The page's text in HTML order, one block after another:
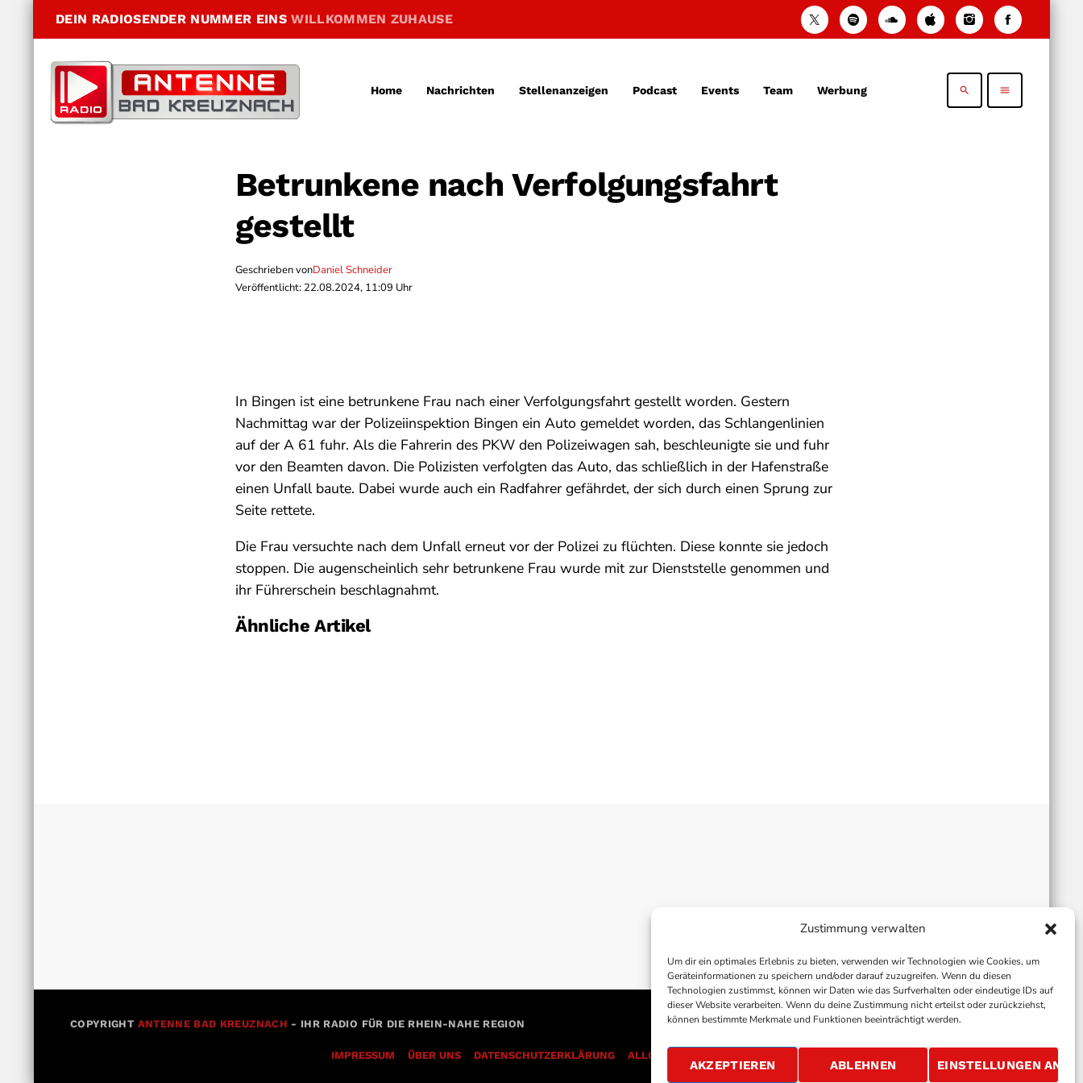
Zustimmung verwalten
Um dir ein optimales Erlebnis zu bieten, verwenden wir Technologien wie Cookies, um
Geräteinformationen zu speichern und/oder darauf zuzugreifen. Wenn du diesen
Technologien zustimmst, können wir Daten wie das Surfverhalten oder eindeutige IDs auf
dieser Website verarbeiten. Wenn du deine Zustimmung nicht erteilst oder zurückziehst,
können bestimmte Merkmale und Funktionen beeinträchtigt werden.
AKZEPTIEREN ABLEHNEN EINSTELLUNGEN
DEIN RADIOSENDER NUMMER EINSWILLKOMMEN ZUHAUSE
Home Nachrichten Stellenanzeigen Podcast Events Team Werbung search menu
Betrunkene nach Verfolgungsfahrt
gestellt
Geschrieben vonDaniel Schneider
Veröffentlicht: 22.08.2024, 11:09 Uhr
In Bingen ist eine betrunkene Frau nach einer Verfolgungsfahrt gestellt worden. Gestern
Nachmittag war der Polizeiinspektion Bingen ein Auto gemeldet worden, das Schlangenlinien
auf der A 61 fuhr. Als die Fahrerin des PKW den Polizeiwagen sah, beschleunigte sie und fuhr
vor den Beamten davon. Die Polizisten verfolgten das Auto, das schließlich in der Hafenstraße
einen Unfall baute. Dabei wurde auch ein Radfahrer gefährdet, der sich durch einen Sprung zur
Seite rettete.
Die Frau versuchte nach dem Unfall erneut vor der Polizei zu flüchten. Diese konnte sie jedoch
stoppen. Die augenscheinlich sehr betrunkene Frau wurde mit zur Dienststelle genommen und
ihr Führerschein beschlagnahmt.
Ähnliche Artikel
COPYRIGHT ANTENNE BAD KREUZNACH - IHR RADIO FÜR DIE RHEIN-NAHE REGION
IMPRESSUM ÜBER UNS DATENSCHUTZERKLÄRUNG